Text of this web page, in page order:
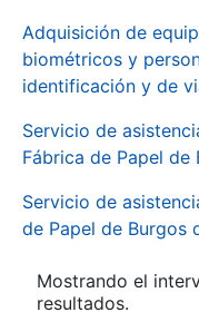
Adquisición de
biométricos y
identificación y de
Servicio de
Fábrica de Papel de
Servicio de
de Papel de Burgos
Mostrando el
resultados.